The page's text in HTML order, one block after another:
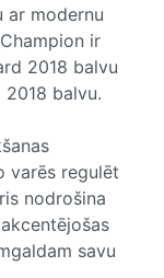
ar modernu
ir
2018 balvu
balvu.
varēs regulēt
nodrošina
savu